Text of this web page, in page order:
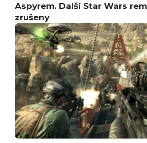
Aspyrem. Další Star Wars
zrušeny